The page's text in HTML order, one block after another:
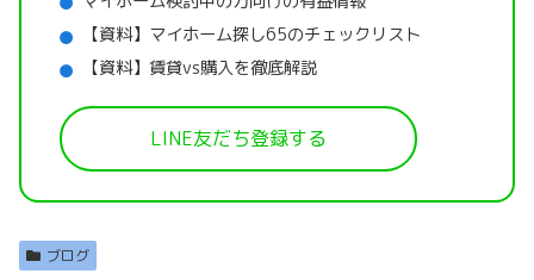
【資料】マイホーム探し65のチェックリスト
【資料】賃貸vs購入を徹底解説
LINE友だち登録する
ブログ